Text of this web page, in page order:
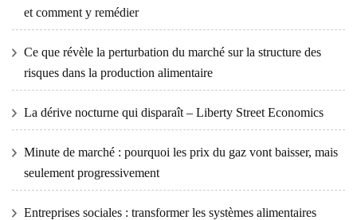
et comment y remédier
Ce que révèle la perturbation du marché sur la structure des
risques dans la production alimentaire
La dérive nocturne qui disparaît – Liberty Street Economics
Minute de marché : pourquoi les prix du gaz vont baisser, mais
seulement progressivement
Entreprises sociales : transformer les systèmes alimentaires